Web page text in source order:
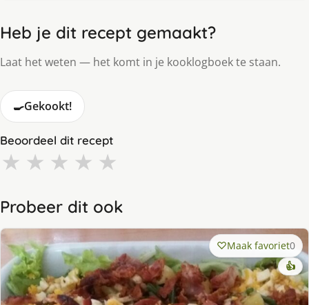
Heb je dit recept gemaakt?
Laat het weten — het komt in je kooklogboek te staan.
🍳Gekookt!
Beoordeel dit recept
★ ★ ★ ★ ★
Probeer dit ook
Maak favoriet0
👍